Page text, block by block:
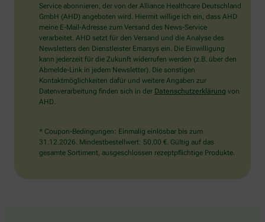
Dann
wählen
Sie
bitte
den
LKW.
Service abonnieren, der von der Alliance Healthcare Deutschland
GmbH (AHD) angeboten wird. Hiermit willige ich ein, dass AHD
meine E-Mail-Adresse zum Versand des News-Service
verarbeitet. AHD setzt für den Versand und die Analyse des
Newsletters den Dienstleister Emarsys ein. Die Einwilligung
kann jederzeit für die Zukunft widerrufen werden (z.B. über den
Abmelde-Link in jedem Newsletter). Die sonstigen
Kontaktmöglichkeiten dafür und weitere Angaben zur
Datenverarbeitung finden sich in der Datenschutzerklärung von
AHD.
* Coupon-Bedingungen: Einmalig einlösbar bis zum
31.12.2026. Mindestbestellwert: 50,00 €. Gültig auf das
gesamte Sortiment, ausgeschlossen rezeptpflichtige Produkte.